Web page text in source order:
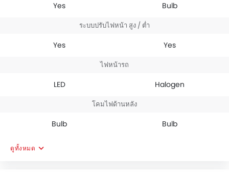
Yes Bulb
ระบบปรับไฟหน้า สูง / ต่ำ
Yes Yes
ไฟหน้ารถ
LED Halogen
โคมไฟด้านหลัง
Bulb Bulb
ดูทั้งหมด